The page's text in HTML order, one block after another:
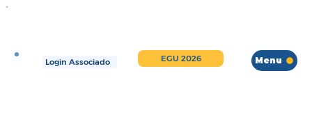
Login Associado EGU 2026 Menu